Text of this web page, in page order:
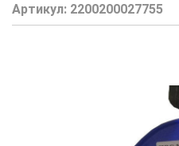
Артикул: 2200200027755